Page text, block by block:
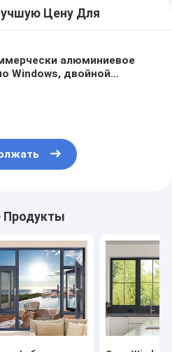
Цену Для
алюминиевое
Windows, двойной
Продукты